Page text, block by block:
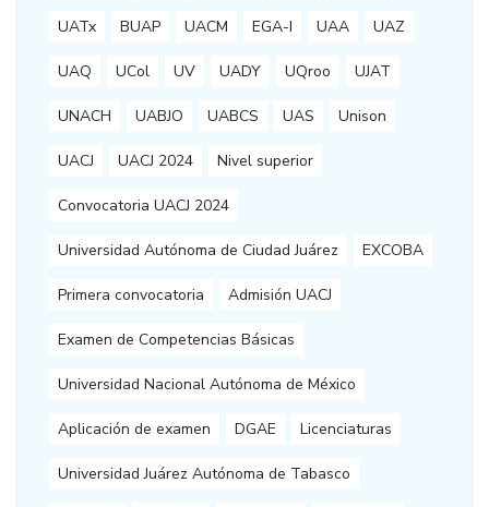
UATx BUAP UACM EGA-I UAA UAZ
UAQ UCol UV UADY UQroo UJAT
UNACH UABJO UABCS UAS Unison
UACJ UACJ 2024 Nivel superior
Convocatoria UACJ 2024
Universidad Autónoma de Ciudad Juárez EXCOBA
Primera convocatoria Admisión UACJ
Examen de Competencias Básicas
Universidad Nacional Autónoma de México
Aplicación de examen DGAE Licenciaturas
Universidad Juárez Autónoma de Tabasco